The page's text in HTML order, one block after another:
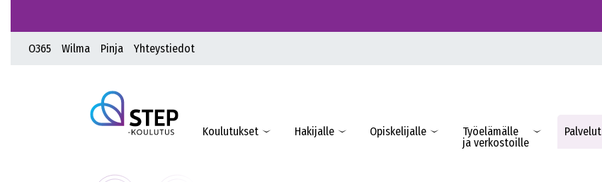
O365 Wilma Pinja Yhteystiedot
Koulutukset Hakijalle Opiskelijalle
Työelämälle
ja verkostoille
Palvelut